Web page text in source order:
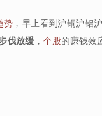
势 ，早上看到沪铜沪铝
伐放缓 ，个股的赚钱效